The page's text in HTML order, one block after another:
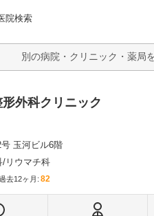
院検索
外科クリニック
玉河ビル6階
リウマチ科
去12ヶ月: 82